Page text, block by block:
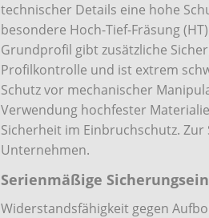
technischer Details eine hohe
besondere Hoch-Tief-Fräsung
Grundprofil gibt zusätzliche
Profilkontrolle und ist extrem
Schutz vor mechanischer
Verwendung hochfester
Sicherheit im Einbruchschutz.
Unternehmen.
Serienmäßige
Widerstandsfähigkeit gegen